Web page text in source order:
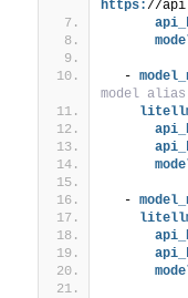
https://
  -
model alias
  -